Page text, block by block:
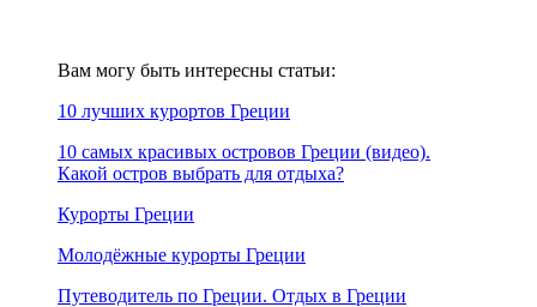
Вам могу быть интересны статьи:
10 лучших курортов Греции
10 самых красивых островов Греции (видео).
Какой остров выбрать для отдыха?
Курорты Греции
Молодёжные курорты Греции
Путеводитель по Греции. Отдых в Греции